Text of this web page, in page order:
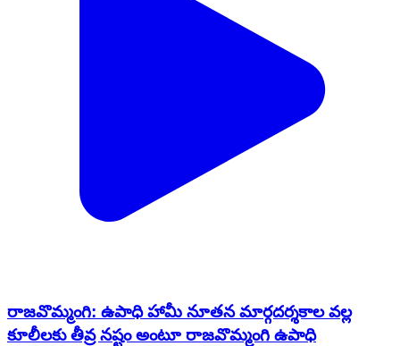
రాజవొమ్మంగి: ఉపాధి హామీ నూతన మార్గదర్శకాల వల్ల
కూలీలకు తీవ్ర నష్టం అంటూ రాజవొమ్మంగి ఉపాధి